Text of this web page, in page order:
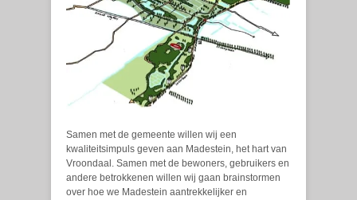
Samen met de gemeente willen wij een
kwaliteitsimpuls geven aan Madestein, het hart van
Vroondaal. Samen met de bewoners, gebruikers en
andere betrokkenen willen wij gaan brainstormen
over hoe we Madestein aantrekkelijker en